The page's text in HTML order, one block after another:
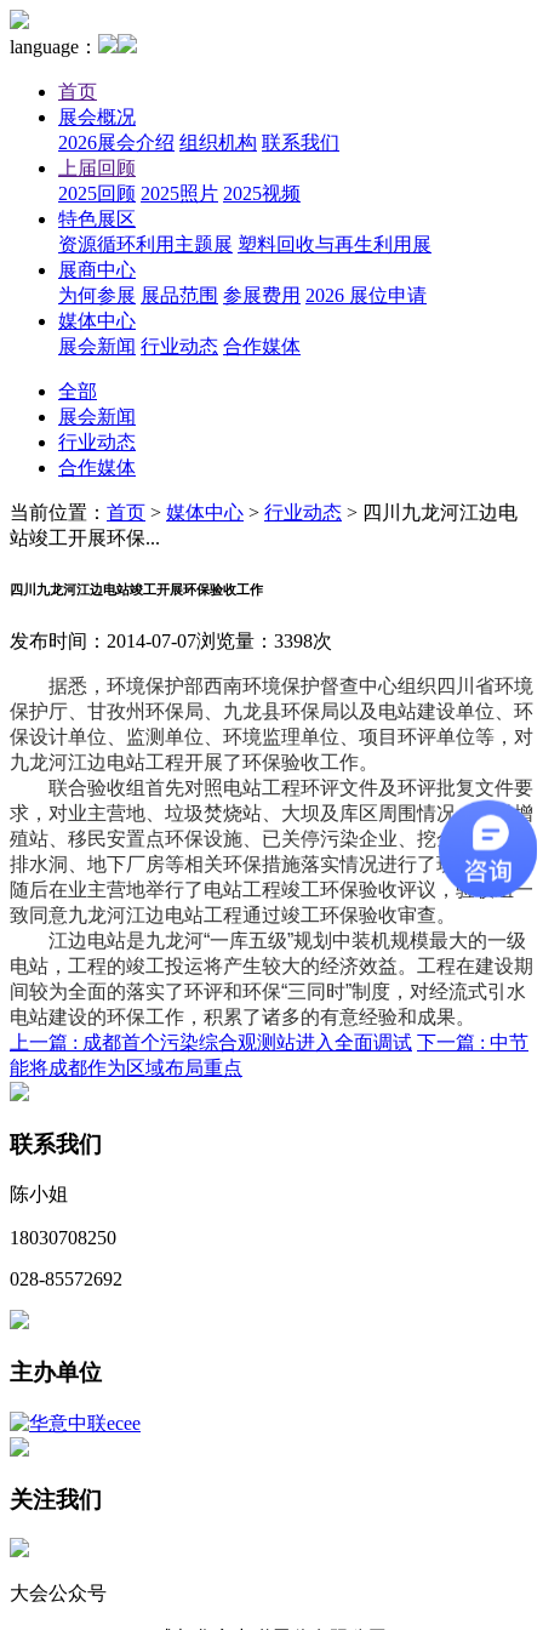
language：
首页
展会概况
2026展会介绍 组织机构 联系我们
上届回顾
2025回顾 2025照片 2025视频
特色展区
资源循环利用主题展 塑料回收与再生利用展
展商中心
为何参展 展品范围 参展费用 2026 展位申请
媒体中心
展会新闻 行业动态 合作媒体
全部
展会新闻
行业动态
合作媒体
当前位置： 首页 > 媒体中心 > 行业动态 > 四川九龙河江边电
站竣工开展环保...
四川九龙河江边电站竣工开展环保验收工作
发布时间：2014-07-07浏览量：3398次
据悉，环境保护部西南环境保护督查中心组织四川省环境
保护厅、甘孜州环保局、九龙县环保局以及电站建设单位、环
保设计单位、监测单位、环境监理单位、项目环评单位等，对
九龙河江边电站工程开展了环保验收工作。
联合验收组首先对照电站工程环评文件及环评批复文件要
求，对业主营地、垃圾焚烧站、大坝及库区周围情况、鱼类增
殖站、移民安置点环保设施、已关停污染企业、挖金沟渣场及
排水洞、地下厂房等相关环保措施落实情况进行了现场检查。
随后在业主营地举行了电站工程竣工环保验收评议，验收组一
致同意九龙河江边电站工程通过竣工环保验收审查。
江边电站是九龙河“一库五级”规划中装机规模最大的一级
电站，工程的竣工投运将产生较大的经济效益。工程在建设期
间较为全面的落实了环评和环保“三同时”制度，对经流式引水
电站建设的环保工作，积累了诸多的有意经验和成果。
上一篇 : 成都首个污染综合观测站进入全面调试 下一篇 : 中节
能将成都作为区域布局重点
联系我们
陈小姐
18030708250
028-85572692
主办单位
关注我们
大会公众号